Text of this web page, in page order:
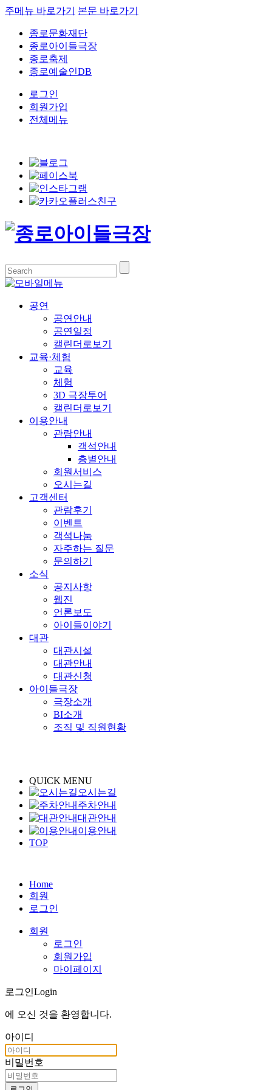
주메뉴 바로가기 본문 바로가기
종로문화재단
종로아이들극장
종로축제
종로예술인DB
로그인
회원가입
전체메뉴
공연
공연안내
공연일정
캘린더로보기
교육·체험
교육
체험
3D 극장투어
캘린더로보기
이용안내
관람안내
객석안내
층별안내
회원서비스
오시는길
고객센터
관람후기
이벤트
객석나눔
자주하는 질문
문의하기
소식
공지사항
웹진
언론보도
아이들이야기
대관
대관시설
대관안내
대관신청
아이들극장
극장소개
BI소개
조직 및 직원현황
QUICK MENU
오시는길
주차안내
대관안내
이용안내
TOP
Home
회원
로그인
회원
로그인
회원가입
마이페이지
로그인Login
에 오신 것을 환영합니다.
아이디
비밀번호